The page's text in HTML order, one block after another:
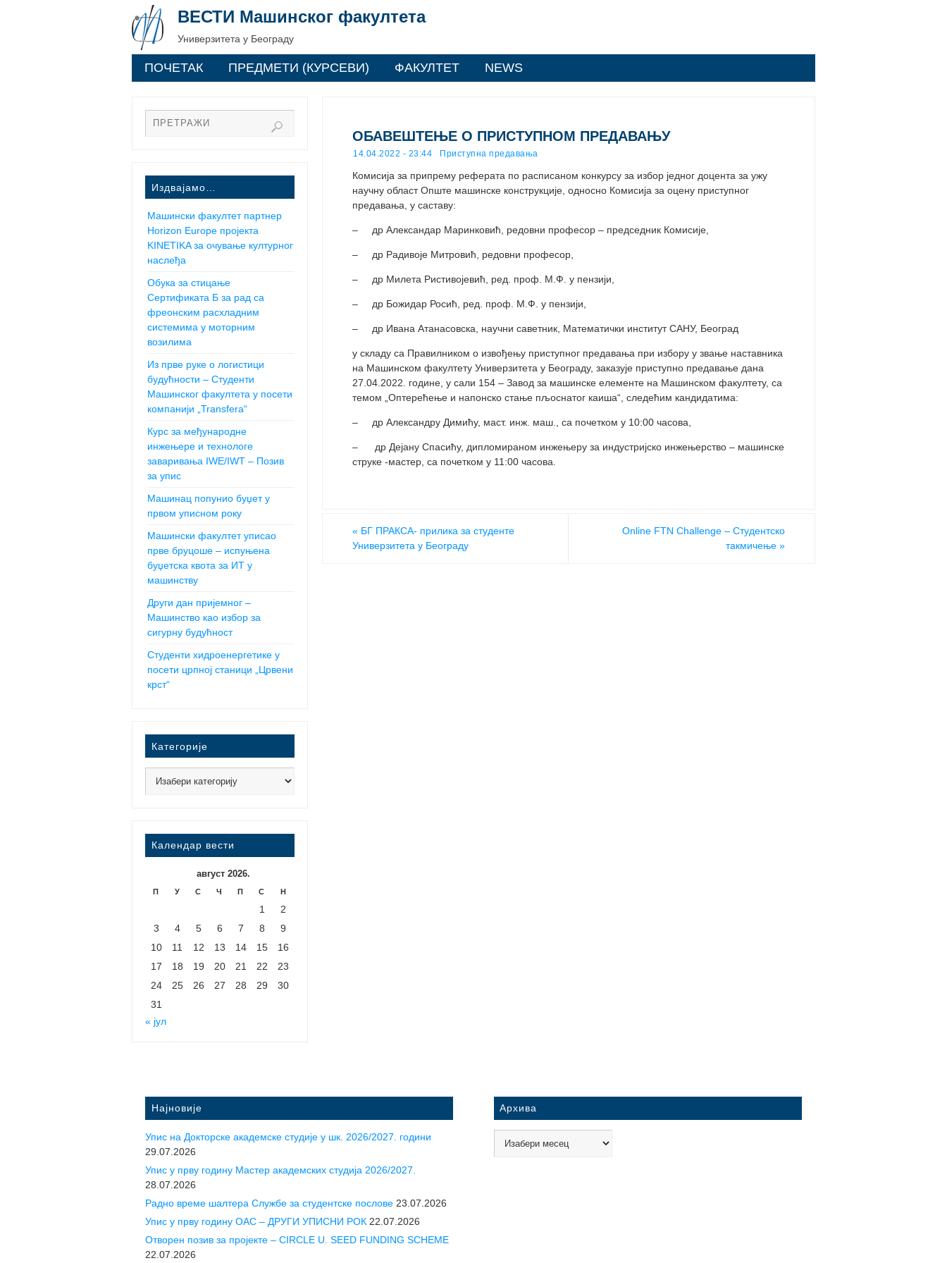
ВЕСТИ Машинског факултета
Универзитета у Београду
ПОЧЕТАК ПРЕДМЕТИ (КУРСЕВИ) ФАКУЛТЕТ NEWS
ОБАВЕШТЕЊЕ О ПРИСТУПНОМ ПРЕДАВАЊУ
14.04.2022 - 23:44 Приступна предавања
Комисија за припрему реферата по расписаном конкурсу за избор једног доцента за ужу
научну област Опште машинске конструкције, односно Комисија за оцену приступног
предавања, у саставу:
– др Александар Маринковић, редовни професор – председник Комисије,
– др Радивоје Митровић, редовни професор,
– др Милета Ристивојевић, ред. проф. М.Ф. у пензији,
– др Божидар Росић, ред. проф. М.Ф. у пензији,
– др Ивана Атанасовска, научни саветник, Математички институт САНУ, Београд
у складу са Правилником о извођењу приступног предавања при избору у звање наставника
на Машинском факултету Универзитета у Београду, заказује приступно предавање дана
27.04.2022. године, у сали 154 – Завод за машинске елементе на Машинском факултету, са
темом „Оптерећење и напонско стање пљоснатог каиша“, следећим кандидатима:
– др Александру Димићу, маст. инж. маш., са почетком у 10:00 часова,
– др Дејану Спасићу, дипломираном инжењеру за индустријско инжењерство – машинске
струке -мастер, са почетком у 11:00 часова.
« БГ ПРАКСА- прилика за студенте
Универзитета у Београду
Online FTN Challenge – Студентско
такмичење »
Издвајамо…
Машински факултет партнер
Horizon Europe пројекта
KINETIKA за очување културног
наслеђа
Обука за стицање
Сертификата Б за рад са
фреонским расхладним
системима у моторним
возилима
Из прве руке о логистици
будућности – Студенти
Машинског факултета у посети
компанији „Transfera“
Курс за међународне
инжењере и технологе
заваривања IWE/IWT – Позив
за упис
Машинац попунио буџет у
првом уписном року
Машински факултет уписао
прве бруцоше – испуњена
буџетска квота за ИТ у
машинству
Други дан пријемног –
Машинство као избор за
сигурну будућност
Студенти хидроенергетике у
посети црпној станици „Црвени
крст“
Категорије
Календар вести
август 2026.
П У С Ч П С Н
1
2
3
4 5 6 7 8
9
10
11 12 13 14 15
16
17
18 19 20 21 22
23
24
25 26 27 28 29
30
31
« јул
Најновије
Упис на Докторске академске студије у шк. 2026/2027. години
29.07.2026
Упис у прву годину Mастер академских студија 2026/2027.
28.07.2026
Радно време шалтера Службе за студентске послове 23.07.2026
Упис у прву годину ОАС – ДРУГИ УПИСНИ РОК 22.07.2026
Отворен позив за пројекте – CIRCLE U. SEED FUNDING SCHEME
22.07.2026
Архива